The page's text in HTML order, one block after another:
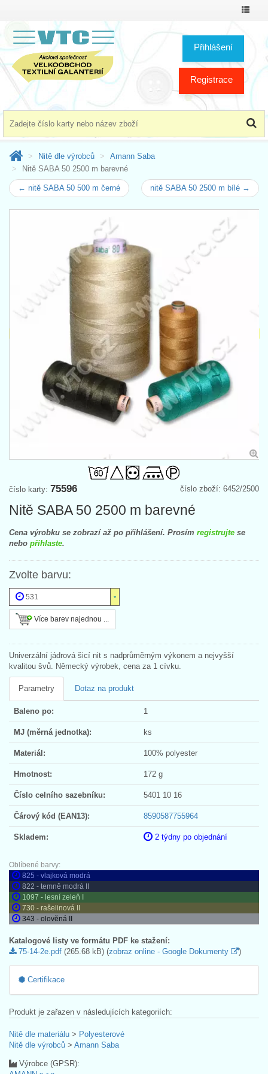
Přihlášení
Registrace
Nitě dle výrobců
Amann Saba
Nitě SABA 50 2500 m barevné
← nitě SABA 50 500 m černé nitě SABA 50 2500 m bílé →
číslo zboží: 6452/2500
číslo karty: 75596
Nitě SABA 50 2500 m barevné
Cena výrobku se zobrazí až po přihlášení. Prosím registrujte se
nebo přihlaste.
Zvolte barvu:
531
Více barev najednou ...
Univerzální jádrová šicí nit s nadprůměrným výkonem a nejvyšší
kvalitou švů. Německý výrobek, cena za 1 cívku.
Parametry Dotaz na produkt
Baleno po: 1
MJ (měrná jednotka): ks
Materiál: 100% polyester
Hmotnost: 172 g
Číslo celního sazebníku: 5401 10 16
Čárový kód (EAN13): 8590587755964
Skladem: 2 týdny po objednání
Oblíbené barvy:
825 - vlajková modrá
822 - temně modrá II
1097 - lesní zeleň I
730 - rašelinová II
343 - olověná II
Katalogové listy ve formátu PDF ke stažení:
75-14-2e.pdf (265.68 kB) (zobraz online - Google Dokumenty )
Certifikace
Produkt je zařazen v následujících kategoriích:
Nitě dle materiálu > Polyesterové
Nitě dle výrobců > Amann Saba
Výrobce (GPSR):